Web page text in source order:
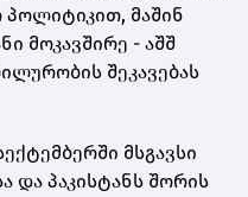
მაშინ
მოკავშირე - აშშ
შეკავებას
მსგავსი
და პაკისტანს შორის